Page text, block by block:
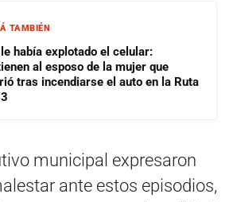
TAMBIÉN
había explotado el celular:
al esposo de la mujer que
tras incendiarse el auto en la Ruta
municipal expresaron
ante estos episodios,